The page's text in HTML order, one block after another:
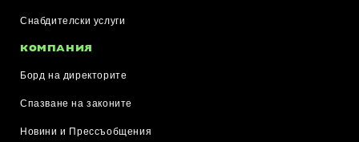
Снабдителски услуги
КОМПАНИЯ
Борд на директорите
Спазване на законите
Новини и Прессъобщения